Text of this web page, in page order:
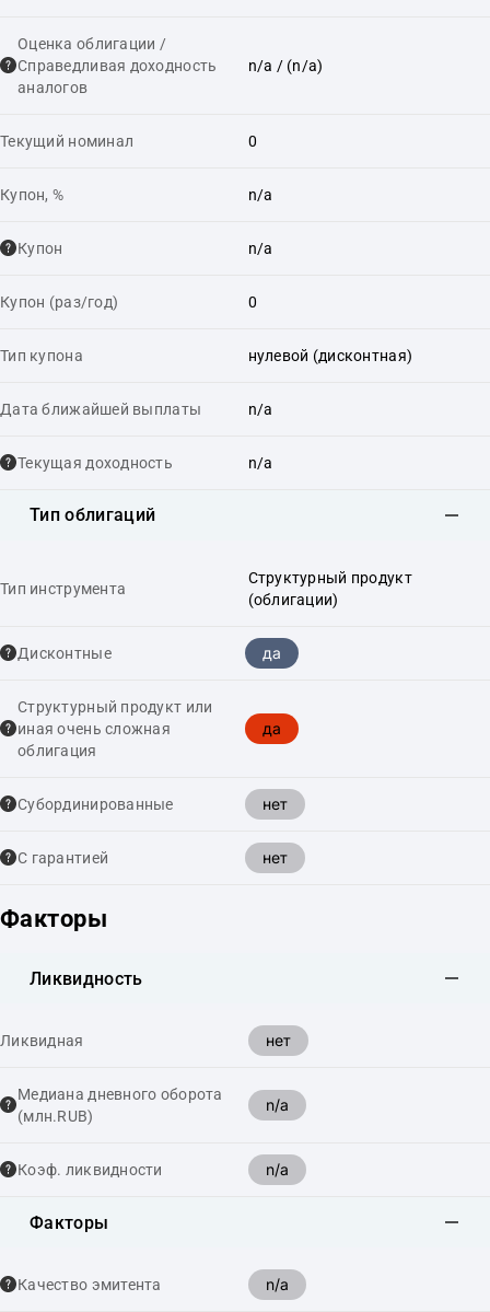
Оценка облигации /
Справедливая доходность
аналогов
n/a / (n/a)
Текущий номинал 0
Купон, % n/a
Купон n/a
Купон (раз/год) 0
Тип купона нулевой (дисконтная)
Дата ближайшей выплаты n/a
Текущая доходность n/a
Тип облигаций
Тип инструмента
Структурный продукт
(облигации)
Дисконтные да
Структурный продукт или
иная очень сложная
облигация
да
Cубординированные нет
С гарантией нет
Факторы
Ликвидность
Ликвидная нет
Медиана дневного оборота
(млн.RUB)
n/a
Коэф. ликвидности n/a
Факторы
Качество эмитента n/a